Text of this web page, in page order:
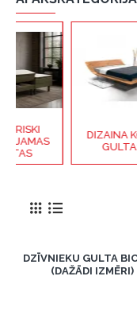
DIZAINA KOKA
GULTAS
DZĪVNIEKU GULTA
(DAŽĀDI IZMĒRI)